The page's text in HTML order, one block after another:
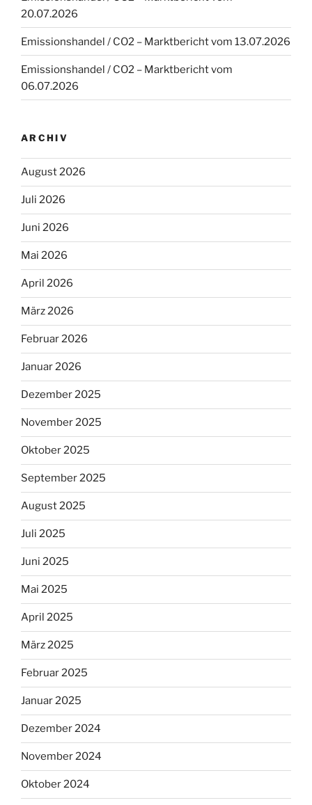
20.07.2026
Emissionshandel / CO2 – Marktbericht vom 13.07.2026
Emissionshandel / CO2 – Marktbericht vom
06.07.2026
ARCHIV
August 2026
Juli 2026
Juni 2026
Mai 2026
April 2026
März 2026
Februar 2026
Januar 2026
Dezember 2025
November 2025
Oktober 2025
September 2025
August 2025
Juli 2025
Juni 2025
Mai 2025
April 2025
März 2025
Februar 2025
Januar 2025
Dezember 2024
November 2024
Oktober 2024